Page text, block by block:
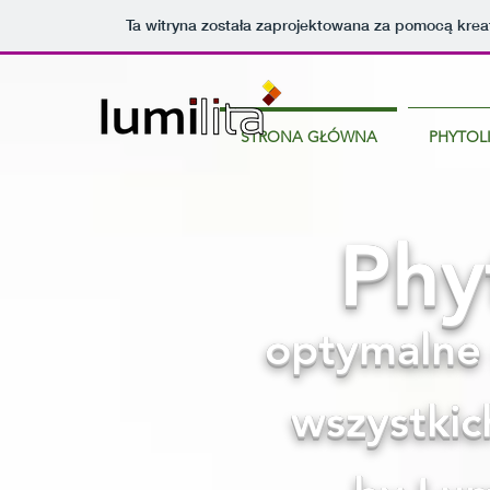
Ta witryna została zaprojektowana za pomocą
STRONA GŁÓWNA
optymalne